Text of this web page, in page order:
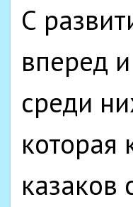
С
вперед
среди
которая
казаков